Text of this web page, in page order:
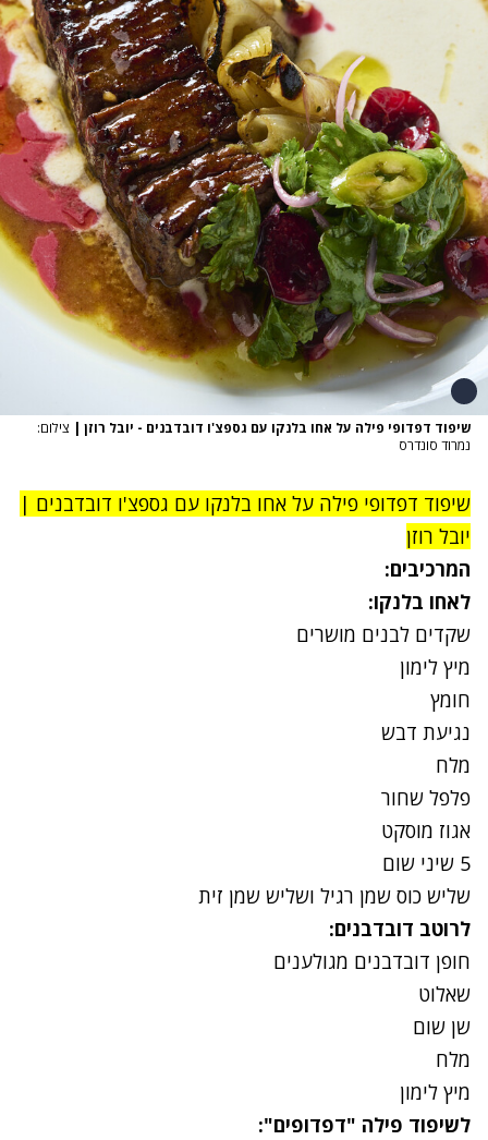
שיפוד דפדופי פילה על אחו בלנקו עם גספצ'ו דובדבנים - יובל רוזן | צילום:
נמרוד סונדרס
שיפוד דפדופי פילה על אחו בלנקו עם גספצ'ו דובדבנים |
יובל רוזן
המרכיבים:
לאחו בלנקו:
שקדים לבנים מושרים
מיץ לימון
חומץ
נגיעת דבש
מלח
פלפל שחור
אגוז מוסקט
5 שיני שום
שליש כוס שמן רגיל ושליש שמן זית
לרוטב דובדבנים:
חופן דובדבנים מגולענים
שאלוט
שן שום
מלח
מיץ לימון
לשיפוד פילה "דפדופים":